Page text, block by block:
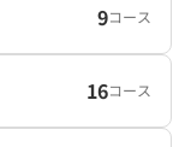
9コース
16コース